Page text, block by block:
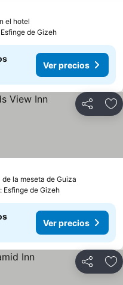
el hotel
de Gizeh
Ver precios
Compartir
la meseta de Guiza
precios
Esfinge de Gizeh
Ver precios
Compartir